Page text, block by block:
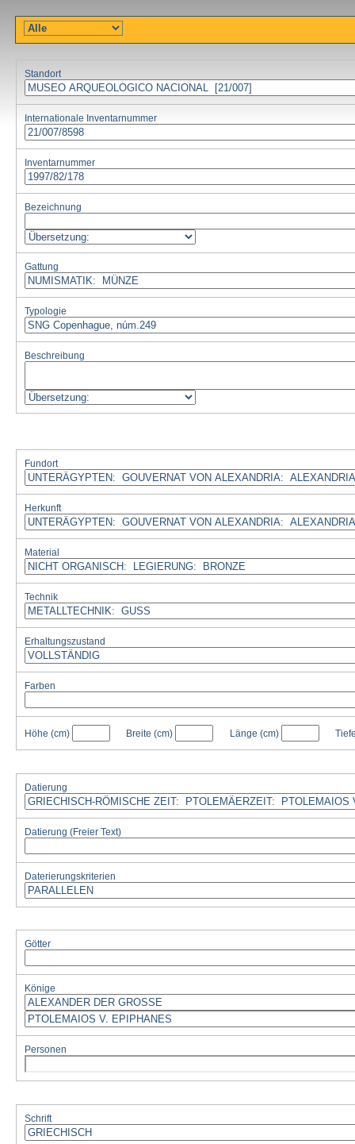
Standort
Internationale Inventarnummer
Inventarnummer
Bezeichnung
Gattung
Typologie
Beschreibung
Fundort
Herkunft
Material
Technik
Erhaltungszustand
Farben
Höhe (cm) Breite (cm) Länge (cm)
Datierung
Datierung (Freier Text)
Daterierungskriterien
Götter
Könige
Personen
Schrift